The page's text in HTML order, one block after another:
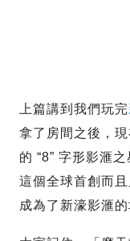
上篇講到我們玩完
拿了房間之後，
的 “8” 字形影滙之
這個全球首創而且
成為了新濠影滙